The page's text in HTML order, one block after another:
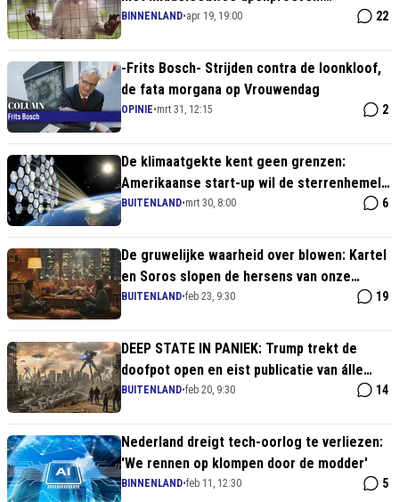
alternatieven zijn er allang!
BINNENLAND•apr 19, 19:00 22
-Frits Bosch- Strijden contra de loonkloof,
de fata morgana op Vrouwendag
OPINIE•mrt 31, 12:15 2
De klimaatgekte kent geen grenzen:
Amerikaanse start-up wil de sterrenhemel
verpesten met ruimtespiegels
BUITENLAND•mrt 30, 8:00 6
De gruwelijke waarheid over blowen: Kartel
en Soros slopen de hersens van onze
kinderen
BUITENLAND•feb 23, 9:30 19
DEEP STATE IN PANIEK: Trump trekt de
doofpot open en eist publicatie van álle
geheime UFO-dossiers
BUITENLAND•feb 20, 9:30 14
Nederland dreigt tech-oorlog te verliezen:
'We rennen op klompen door de modder'
BINNENLAND•feb 11, 12:30 5